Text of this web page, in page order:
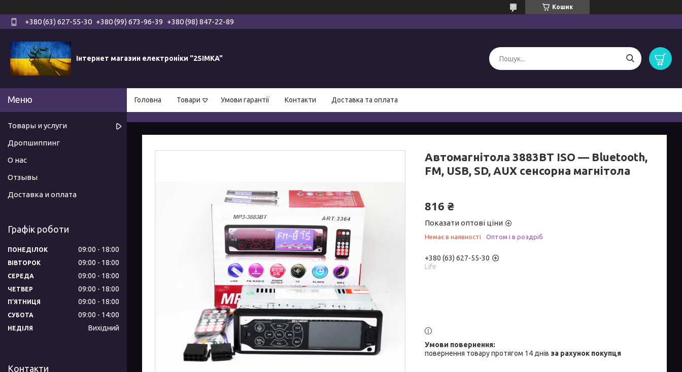
Кошик
+380 (63) 627-55-30 +380 (99) 673-96-39 +380 (98) 847-22-89
Інтернет магазин електроніки "2SIMKA"
Головна Товари Умови гарантії Контакти Доставка та оплата
Автомагнітола 3883BT ISO — Bluetooth,
FM, USB, SD, AUX сенсорна магнітола
816 ₴
Показати оптові ціни
Немає в наявності Оптом і в роздріб
+380 (63) 627-55-30
Life
повернення товару протягом 14 днів за рахунок покупця
Товары и услуги
Дропшиппинг
О нас
Отзывы
Доставка и оплата
Графік роботи
ПОНЕДІЛОК 09:00 18:00
ВІВТОРОК 09:00 18:00
СЕРЕДА 09:00 18:00
ЧЕТВЕР 09:00 18:00
ПʼЯТНИЦЯ 09:00 18:00
СУБОТА 09:00 14:00
НЕДІЛЯ Вихідний
Контакти